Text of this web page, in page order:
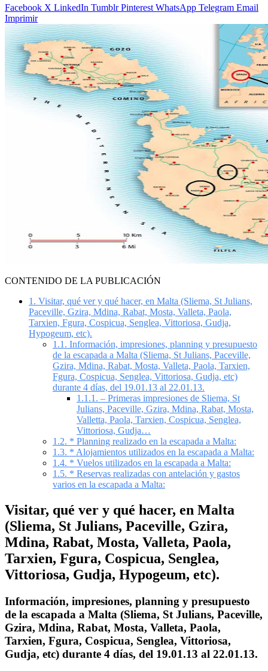
Facebook X LinkedIn Tumblr Pinterest WhatsApp Telegram Email
Imprimir
CONTENIDO DE LA PUBLICACIÓN
1. Visitar, qué ver y qué hacer, en Malta (Sliema, St Julians,
Paceville, Gzira, Mdina, Rabat, Mosta, Valleta, Paola,
Tarxien, Fgura, Cospicua, Senglea, Vittoriosa, Gudja,
Hypogeum, etc).
1.1. Información, impresiones, planning y presupuesto
de la escapada a Malta (Sliema, St Julians, Paceville,
Gzira, Mdina, Rabat, Mosta, Valleta, Paola, Tarxien,
Fgura, Cospicua, Senglea, Vittoriosa, Gudja, etc)
durante 4 días, del 19.01.13 al 22.01.13.
1.1.1. – Primeras impresiones de Sliema, St
Julians, Paceville, Gzira, Mdina, Rabat, Mosta,
Valletta, Paola, Tarxien, Cospicua, Senglea,
Vittoriosa, Gudja…
1.2. * Planning realizado en la escapada a Malta:
1.3. * Alojamientos utilizados en la escapada a Malta:
1.4. * Vuelos utilizados en la escapada a Malta:
1.5. * Reservas realizadas con antelación y gastos
varios en la escapada a Malta:
Visitar, qué ver y qué hacer, en Malta
(Sliema, St Julians, Paceville, Gzira,
Mdina, Rabat, Mosta, Valleta, Paola,
Tarxien, Fgura, Cospicua, Senglea,
Vittoriosa, Gudja, Hypogeum, etc).
Información, impresiones, planning y presupuesto
de la escapada a Malta (Sliema, St Julians, Paceville,
Gzira, Mdina, Rabat, Mosta, Valleta, Paola,
Tarxien, Fgura, Cospicua, Senglea, Vittoriosa,
Gudja, etc) durante 4 días, del 19.01.13 al 22.01.13.